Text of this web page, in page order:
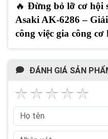
🔥 Đừng bỏ lỡ cơ hội
Asaki AK-6286 –
công việc gia công cơ
ĐÁNH GIÁ SẢN